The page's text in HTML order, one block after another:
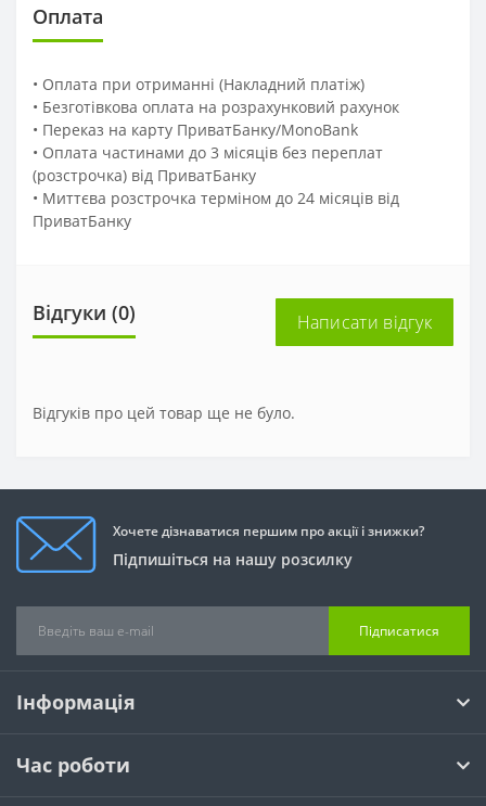
Оплата
• Оплата при отриманні (Накладний платіж)
• Безготівкова оплата на розрахунковий рахунок
• Переказ на карту ПриватБанку/MonoBank
• Оплата частинами до 3 місяців без переплат
(розстрочка) від ПриватБанку
• Миттєва розстрочка терміном до 24 місяців від
ПриватБанку
Відгуки (0) Написати відгук
Відгуків про цей товар ще не було.
Хочете дізнаватися першим про акції і знижки?
Підпишіться на нашу розсилку
Підписатися
Інформація
Час роботи